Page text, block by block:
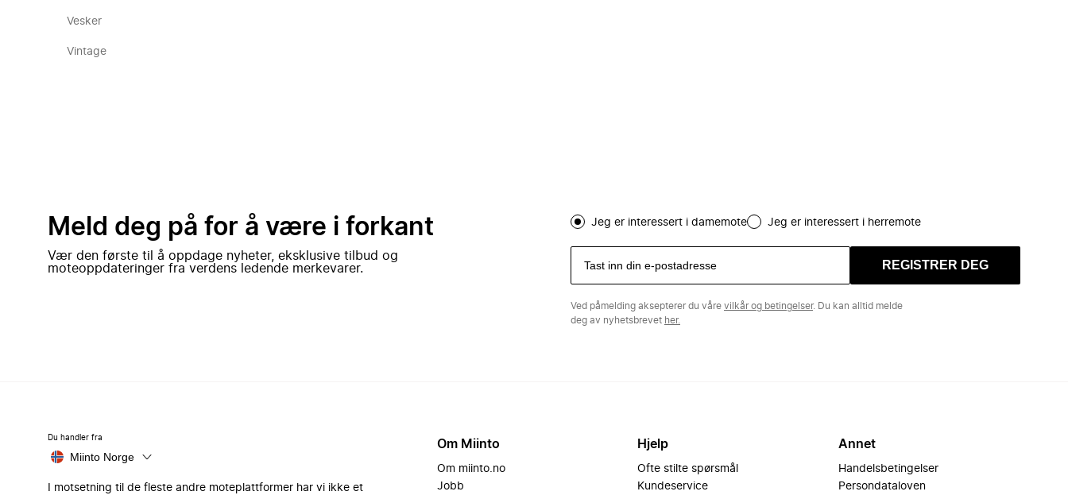
Vesker
Vintage
Meld deg på for å være i forkant
Vær den første til å oppdage nyheter, eksklusive tilbud og
moteoppdateringer fra verdens ledende merkevarer.
Jeg er interessert i damemote Jeg er interessert i herremote
REGISTRER DEG
Ved påmelding aksepterer du våre vilkår og betingelser. Du kan alltid melde
deg av nyhetsbrevet her.
Du handler fra
Miinto Norge
I motsetning til de fleste andre moteplattformer har vi ikke et
Om Miinto
Om miinto.no
Jobb
Hjelp
Ofte stilte spørsmål
Kundeservice
Annet
Handelsbetingelser
Persondataloven